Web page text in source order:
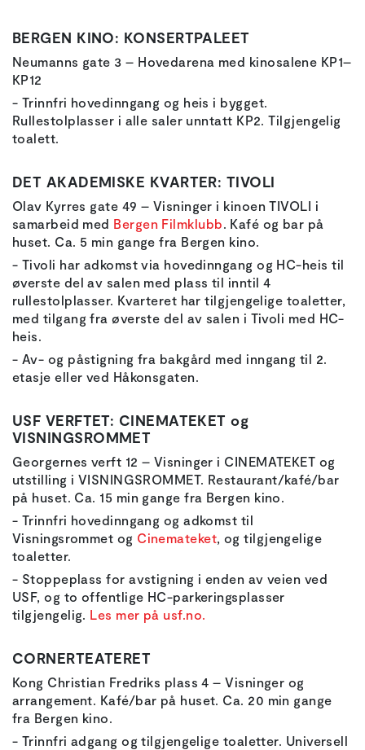
BERGEN KINO: KONSERTPALEET
Neumanns gate 3 – Hovedarena med kinosalene KP1–
KP12
- Trinnfri hovedinngang og heis i bygget.
Rullestolplasser i alle saler unntatt KP2. Tilgjengelig
toalett.
DET AKADEMISKE KVARTER: TIVOLI
Olav Kyrres gate 49 – Visninger i kinoen TIVOLI i
samarbeid med Bergen Filmklubb. Kafé og bar på
huset. Ca. 5 min gange fra Bergen kino.
- Tivoli har adkomst via hovedinngang og HC-heis til
øverste del av salen med plass til inntil 4
rullestolplasser. Kvarteret har tilgjengelige toaletter,
med tilgang fra øverste del av salen i Tivoli med HC-
heis.
- Av- og påstigning fra bakgård med inngang til 2.
etasje eller ved Håkonsgaten.
USF VERFTET: CINEMATEKET og
VISNINGSROMMET
Georgernes verft 12 – Visninger i CINEMATEKET og
utstilling i VISNINGSROMMET. Restaurant/kafé/bar
på huset. Ca. 15 min gange fra Bergen kino.
- Trinnfri hovedinngang og adkomst til
Visningsrommet og Cinemateket, og tilgjengelige
toaletter.
- Stoppeplass for avstigning i enden av veien ved
USF, og to offentlige HC-parkeringsplasser
tilgjengelig. Les mer på usf.no.
CORNERTEATERET
Kong Christian Fredriks plass 4– Visninger og
arrangement. Kafé/bar på huset. Ca. 20 min gange
fra Bergen kino.
- Trinnfri adgang og tilgjengelige toaletter. Universell